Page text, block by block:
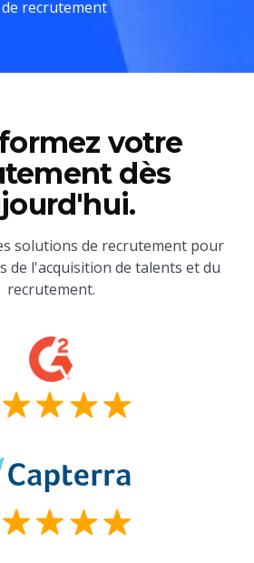
recrutement
votre
dès
solutions de recrutement pour
de l'acquisition de talents et du
recrutement.